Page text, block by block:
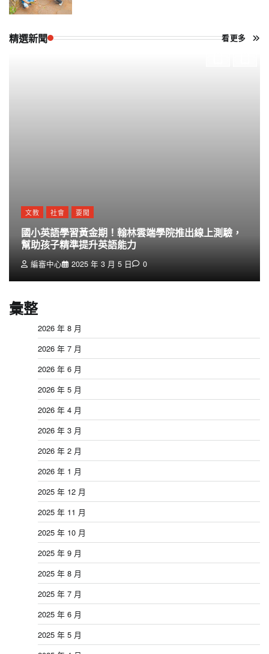
精選新聞 看更多
文教 社會 要聞
國小英語學習黃金期！翰林雲端學院推出線上測驗，
幫助孩子精準提升英語能力
編審中心 2025 年 3 月 5 日 0
彙整
2026 年 8 月
2026 年 7 月
2026 年 6 月
2026 年 5 月
2026 年 4 月
2026 年 3 月
2026 年 2 月
2026 年 1 月
2025 年 12 月
2025 年 11 月
2025 年 10 月
2025 年 9 月
2025 年 8 月
2025 年 7 月
2025 年 6 月
2025 年 5 月